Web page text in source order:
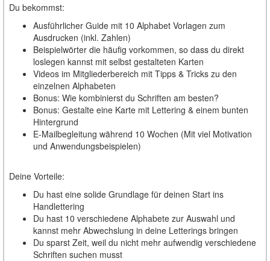
Du bekommst:
Ausführlicher Guide mit 10 Alphabet Vorlagen zum
Ausdrucken (inkl. Zahlen)
Beispielwörter die häufig vorkommen, so dass du direkt
loslegen kannst mit selbst gestalteten Karten
Videos im Mitgliederbereich mit Tipps & Tricks zu den
einzelnen Alphabeten
Bonus: Wie kombinierst du Schriften am besten?
Bonus: Gestalte eine Karte mit Lettering & einem bunten
Hintergrund
E-Mailbegleitung während 10 Wochen (Mit viel Motivation
und Anwendungsbeispielen)
Deine Vorteile:
Du hast eine solide Grundlage für deinen Start ins
Handlettering
Du hast 10 verschiedene Alphabete zur Auswahl und
kannst mehr Abwechslung in deine Letterings bringen
Du sparst Zeit, weil du nicht mehr aufwendig verschiedene
Schriften suchen musst